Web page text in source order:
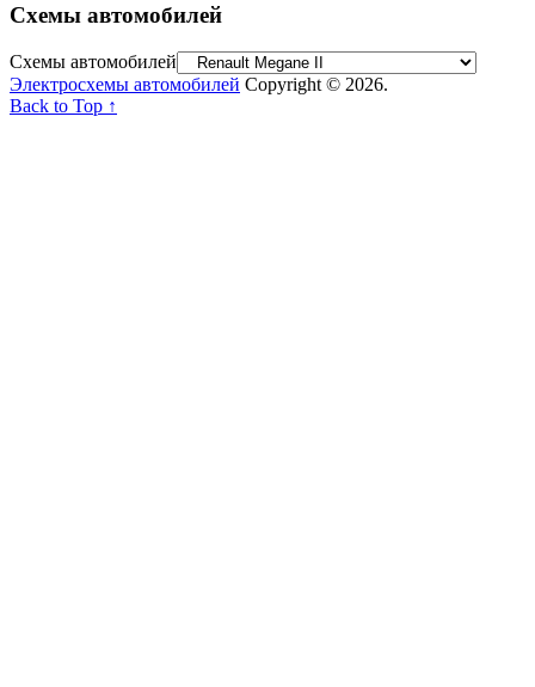
Схемы автомобилей
Схемы автомобилей
Электросхемы автомобилей Copyright © 2026.
Back to Top ↑